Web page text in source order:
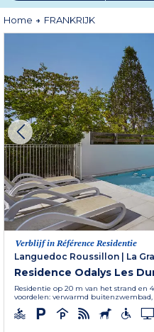
vakantieaccommodatie in Frankrijk
accommodaties, of het nu in onze
"Collection" is. Voor een romantisch
begeleidt je naar onze appart'hôtels
Home FRANKRIJK
Verblijf in Référence Residentie
Languedoc Roussillon
La
Residence Odalys Les
Residentie op 20 m van het strand en
voordelen: verwarmd